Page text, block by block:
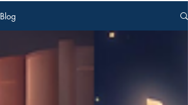
Blog